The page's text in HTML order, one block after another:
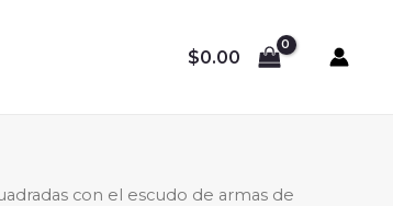
$0.00
con el escudo de armas de